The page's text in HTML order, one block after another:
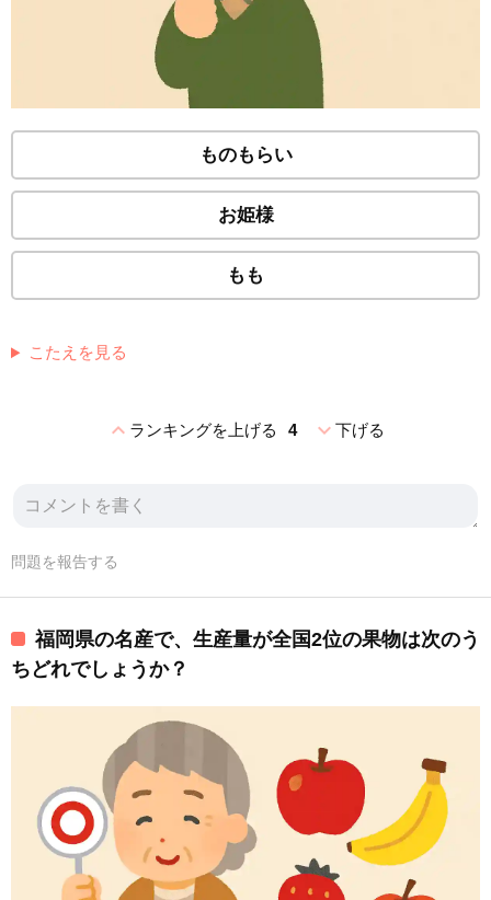
ものもらい
お姫様
もも
こたえを見る
expand_lessランキングを上げる 4 expand_more下げる
問題を報告する
福岡県の名産で、生産量が全国2位の果物は次のう
ちどれでしょうか？